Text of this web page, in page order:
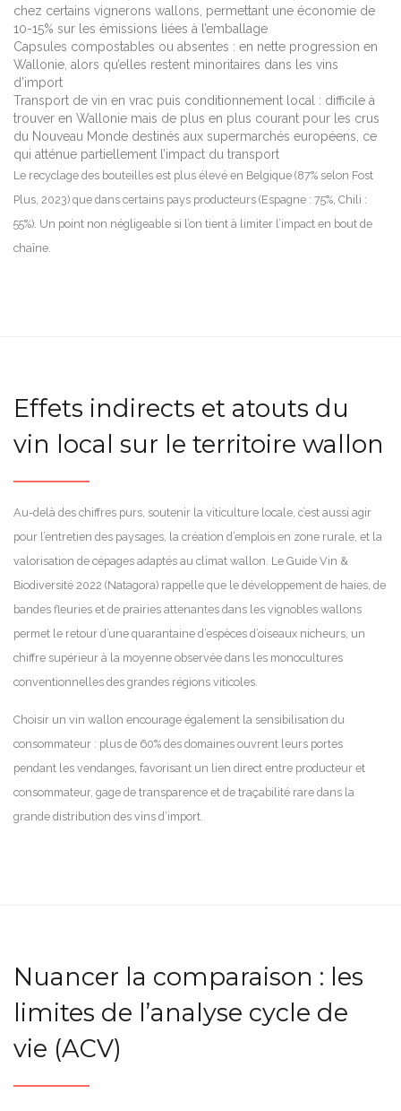
chez certains vignerons wallons, permettant une économie de
10-15% sur les émissions liées à l’emballage
Capsules compostables ou absentes : en nette progression en
Wallonie, alors qu’elles restent minoritaires dans les vins
d’import
Transport de vin en vrac puis conditionnement local : difficile à
trouver en Wallonie mais de plus en plus courant pour les crus
du Nouveau Monde destinés aux supermarchés européens, ce
qui atténue partiellement l’impact du transport
Le recyclage des bouteilles est plus élevé en Belgique (87% selon Fost
Plus, 2023) que dans certains pays producteurs (Espagne : 75%, Chili :
55%). Un point non négligeable si l’on tient à limiter l’impact en bout de
chaîne.
Effets indirects et atouts du
vin local sur le territoire wallon
Au-delà des chiffres purs, soutenir la viticulture locale, c’est aussi agir
pour l’entretien des paysages, la création d’emplois en zone rurale, et la
valorisation de cépages adaptés au climat wallon. Le Guide Vin &
Biodiversité 2022 (Natagora) rappelle que le développement de haies, de
bandes fleuries et de prairies attenantes dans les vignobles wallons
permet le retour d’une quarantaine d’espèces d’oiseaux nicheurs, un
chiffre supérieur à la moyenne observée dans les monocultures
conventionnelles des grandes régions viticoles.
Choisir un vin wallon encourage également la sensibilisation du
consommateur : plus de 60% des domaines ouvrent leurs portes
pendant les vendanges, favorisant un lien direct entre producteur et
consommateur, gage de transparence et de traçabilité rare dans la
grande distribution des vins d’import.
Nuancer la comparaison : les
limites de l’analyse cycle de
vie (ACV)